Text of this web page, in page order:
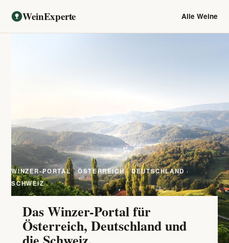
WeinExperte Alle Weine
WINZER-PORTAL · ÖSTERREICH · DEUTSCHLAND ·
SCHWEIZ
Das Winzer-Portal für
Österreich, Deutschland und